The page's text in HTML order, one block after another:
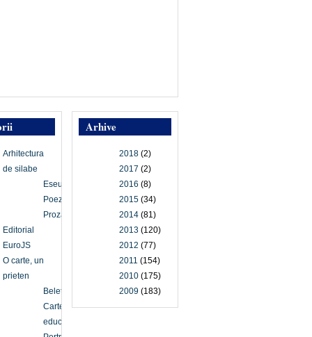
Arhive
2018 (2)
2017 (2)
2016 (8)
2015 (34)
2014 (81)
2013 (120)
2012 (77)
2011 (154)
2010 (175)
2009 (183)
Arhitectura
de silabe
Eseu
Poezie
Proză
Editorial
EuroJS
O carte, un
prieten
Beletristică
Carte
educațională